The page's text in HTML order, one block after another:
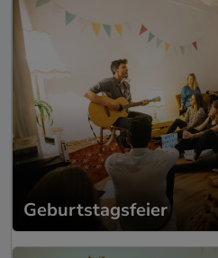
Geburtstagsfeier